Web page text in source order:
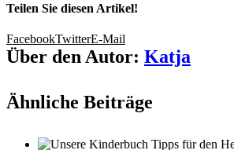
Teilen Sie diesen Artikel!
FacebookTwitterE-Mail
Über den Autor: Katja
Ähnliche Beiträge